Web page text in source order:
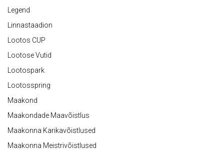
Legend
Linnastaadion
Lootos CUP
Lootose Vutid
Lootospark
Lootosspring
Maakond
Maakondade Maavõistlus
Maakonna Karikavõistlused
Maakonna Meistrivõistlused